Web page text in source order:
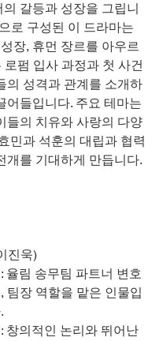
갈등과 성장을 그립니
로 구성된 이 드라마는
장, 휴먼 장르를 아우르
로펌 입사 과정과 첫 사건
의 성격과 관계를 소개하
어들입니다. 주요 테마는
들의 치유와 사랑의 다양
민과 석훈의 대립과 협력
개를 기대하게 만듭니다.
진욱)
율림 송무팀 파트너 변호
팀장 역할을 맡은 인물입
창의적인 논리와 뛰어난